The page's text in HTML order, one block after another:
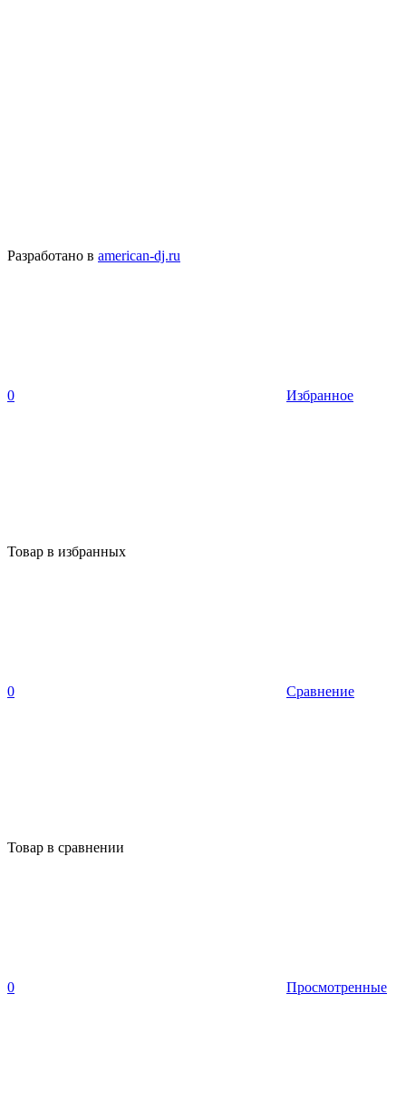
Разработано в american-dj.ru
0 Избранное
Товар в избранных
0 Сравнение
Товар в сравнении
0 Просмотренные